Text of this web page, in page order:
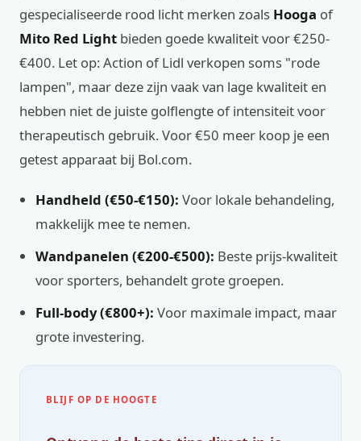
gespecialiseerde rood licht merken zoals Hooga of
Mito Red Light bieden goede kwaliteit voor €250-
€400. Let op: Action of Lidl verkopen soms "rode
lampen", maar deze zijn vaak van lage kwaliteit en
hebben niet de juiste golflengte of intensiteit voor
therapeutisch gebruik. Voor €50 meer koop je een
getest apparaat bij Bol.com.
Handheld (€50-€150): Voor lokale behandeling,
makkelijk mee te nemen.
Wandpanelen (€200-€500): Beste prijs-kwaliteit
voor sporters, behandelt grote groepen.
Full-body (€800+): Voor maximale impact, maar
grote investering.
BLIJF OP DE HOOGTE